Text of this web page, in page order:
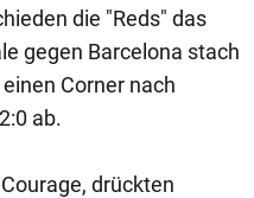
die "Reds" das
gegen Barcelona stach
Corner nach
ab.
drückten